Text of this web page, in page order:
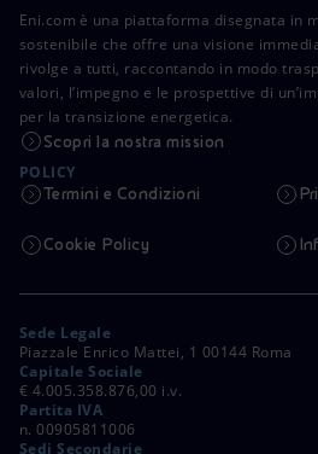
Eni.com è una piattaforma disegnata in
sostenibile che offre una visione
rivolge a tutti, raccontando in modo
valori, l’impegno e le prospettive di
per la transizione energetica.
Scopri la nostra mission
POLICY
Termini e Condizioni
Cookie Policy
Sede Legale
Piazzale Enrico Mattei, 1 00144 Roma
Capitale Sociale
€ 4.005.358.876,00 i.v.
Partita IVA
n. 00905811006
Sedi Secondarie